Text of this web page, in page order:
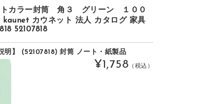
トカラー封筒 角３ グリーン １００
kaunet カウネット 法人 カタログ 家具
52107818
明】 (52107818) 封筒 ノート・紙製品
¥1,758 （税込）